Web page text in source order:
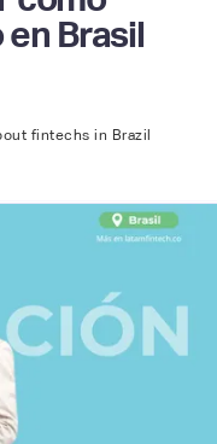
Brasil
fintechs in Brazil